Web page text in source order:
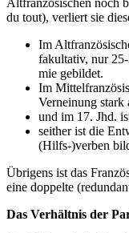
du tout), verliert sie
Im
fakultativ, nur
mie gebildet.
Im
Verneinung stark
und im 17. Jhd.
seither ist die
(Hilfs-)verben
Übrigens ist das
eine doppelte
Das Verhältnis der